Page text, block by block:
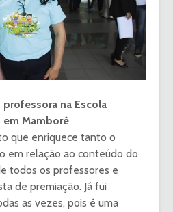
na Escola
em Mamborê
que enriquece tanto o
em relação ao conteúdo do
todos os professores e
de premiação. Já fui
as vezes, pois é uma